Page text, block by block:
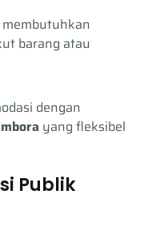
barang atau
dengan
yang fleksibel
Publik